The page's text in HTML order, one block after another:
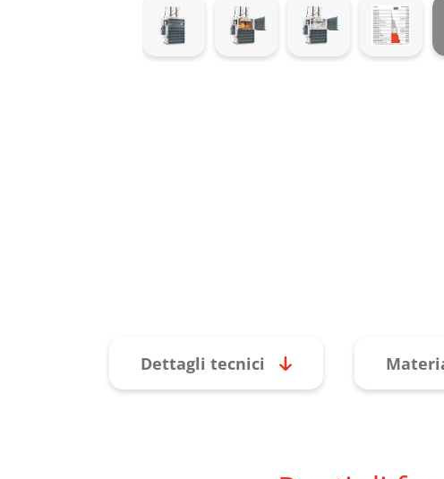
Dettagli tecnici